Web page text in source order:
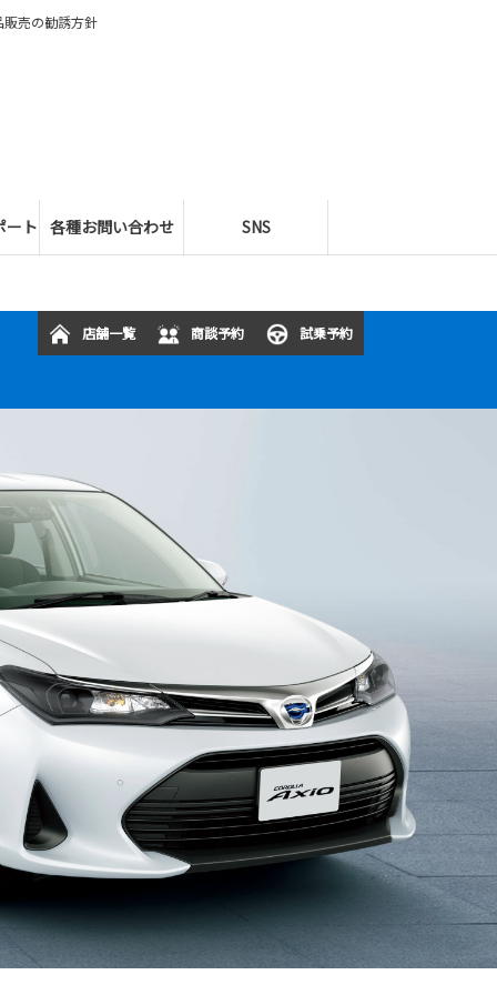
ート 各種お問い合わせ SNS
販売の勧誘方針
店舗一覧 商談予約 試乗予約